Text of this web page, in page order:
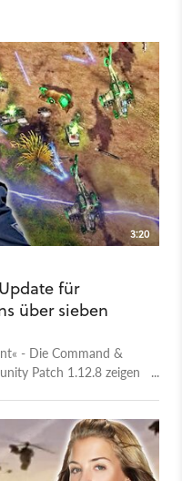
3:20
für
über sieben
- Die Command &
Patch 1.12.8 zeigen
in einen Zustand zu
Support-Ende 2009
und